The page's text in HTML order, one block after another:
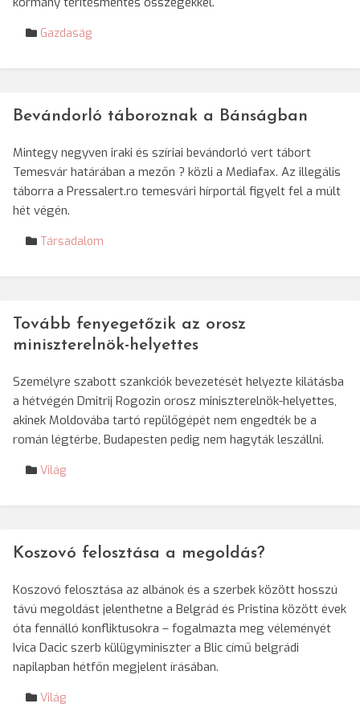
Gazdaság
Bevándorló táboroznak a Bánságban
Mintegy negyven iraki és szíriai bevándorló vert tábort
Temesvár határában a mezőn ? közli a Mediafax. Az illegális
táborra a Pressalert.ro temesvári hírportál figyelt fel a múlt
hét végén.
Társadalom
Tovább fenyegetőzik az orosz
miniszterelnök-helyettes
Személyre szabott szankciók bevezetését helyezte kilátásba
a hétvégén Dmitrij Rogozin orosz miniszterelnök-helyettes,
akinek Moldovába tartó repülőgépét nem engedték be a
román légtérbe, Budapesten pedig nem hagyták leszállni.
Világ
Koszovó felosztása a megoldás?
Koszovó felosztása az albánok és a szerbek között hosszú
távú megoldást jelenthetne a Belgrád és Pristina között évek
óta fennálló konfliktusokra – fogalmazta meg véleményét
Ivica Dacic szerb külügyminiszter a Blic című belgrádi
napilapban hétfőn megjelent írásában.
Világ